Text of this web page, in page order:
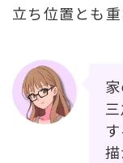
立ち位置とも